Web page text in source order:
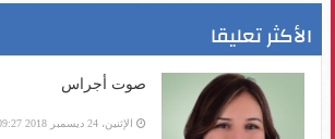
الأكثر تعليقا
صوت أجراس
الإثنين، 24 ديسمبر 2018 09:27 ص